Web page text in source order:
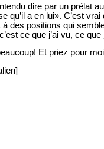
dire par un prélat
qu’il a en lui». C’est
à des positions qui
ce que j’ai vu, ce
Et priez pour